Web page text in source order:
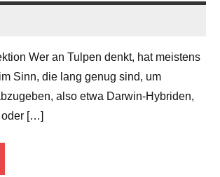
Wer an Tulpen denkt, hat meistens
Sinn, die lang genug sind, um
also etwa Darwin-Hybriden,
oder […]